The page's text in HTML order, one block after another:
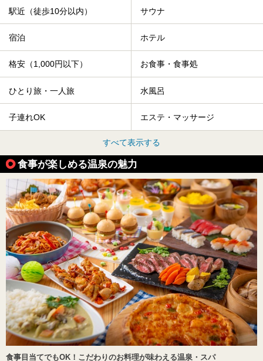
駅近（徒歩10分以内） サウナ
宿泊 ホテル
格安（1,000円以下） お食事・食事処
ひとり旅・一人旅 水風呂
子連れOK エステ・マッサージ
すべて表示する
食事が楽しめる温泉の魅力
食事目当てでもOK！こだわりのお料理が味わえる温泉・スパ